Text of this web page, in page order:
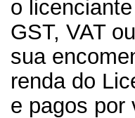
o
GST, VAT
sua
renda do
e pagos por